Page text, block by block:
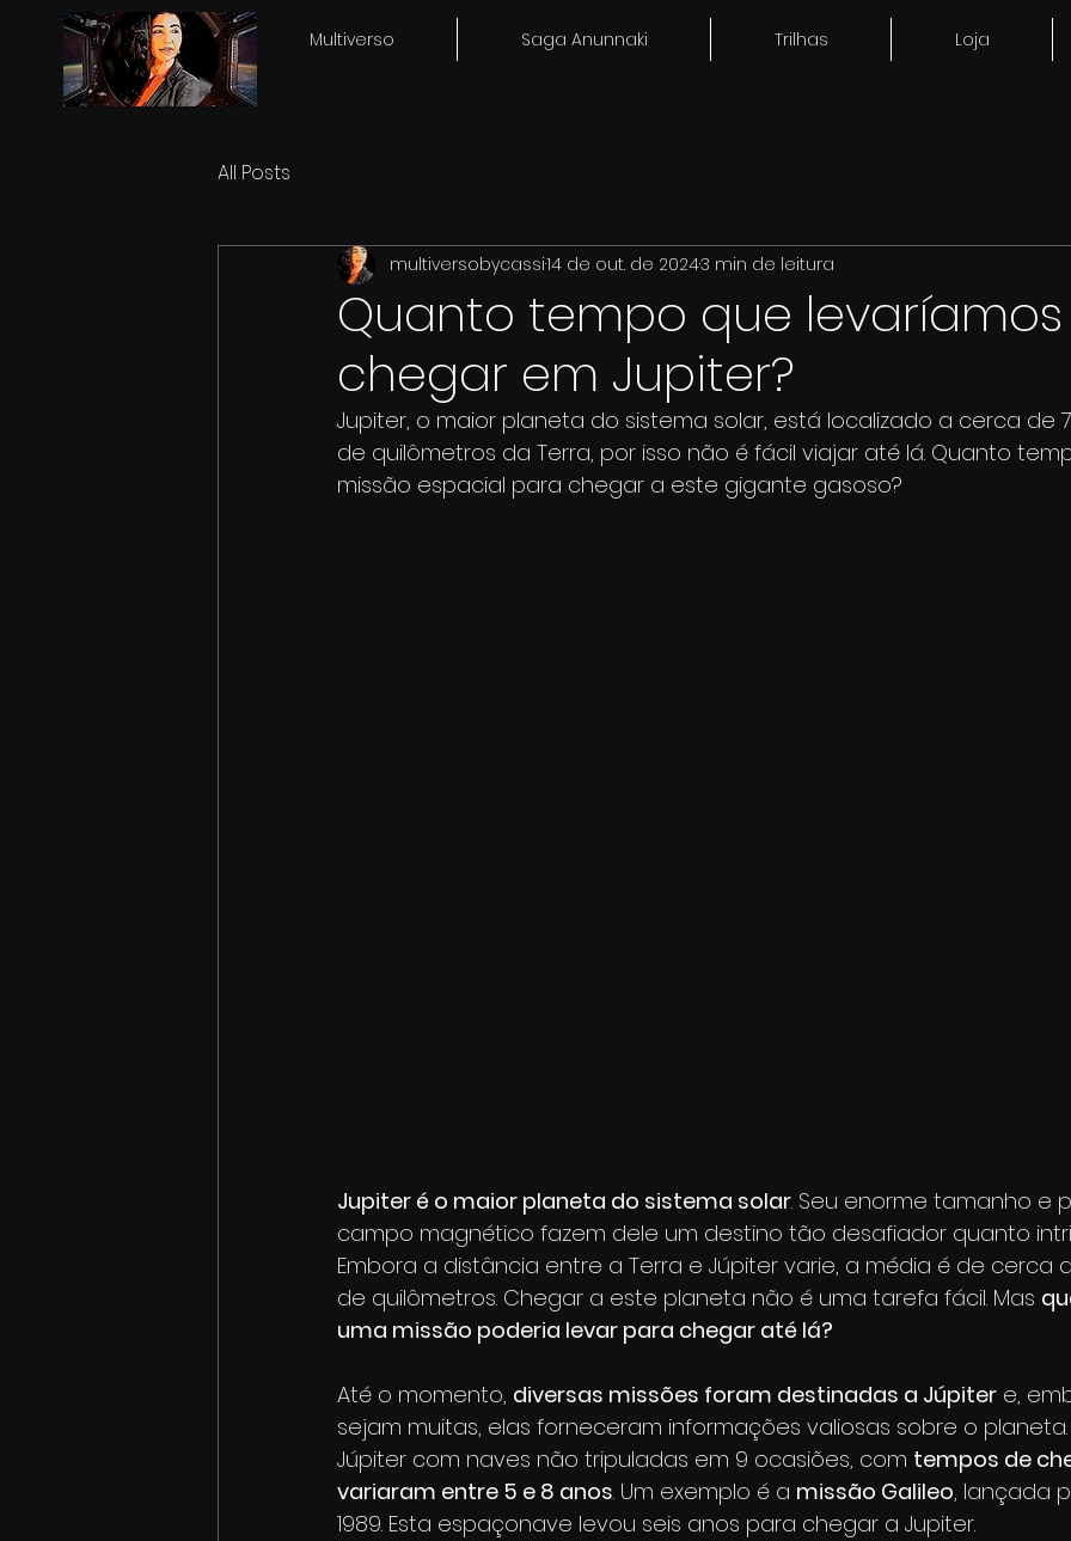
Multiverso Saga Anunnaki Trilhas Loja
All Posts
Quanto tempo que
chegar em Jupiter?
multiversobycassi14 de out. de 20243 min de leitura
Jupiter, o maior planeta do sistema solar, está localizado a cerca de
de quilômetros da Terra, por isso não é fácil viajar até lá. Quanto
missão espacial para chegar a este gigante gasoso?
Jupiter é o maior planeta do sistema solar. Seu enorme tamanho e
campo magnético fazem dele um destino tão desafiador quanto
Embora a distância entre a Terra e Júpiter varie, a média é de cerca
de quilômetros. Chegar a este planeta não é uma tarefa fácil. Mas
uma missão poderia levar para chegar até lá?
Até o momento, diversas missões foram destinadas a Júpiter e,
sejam muitas, elas forneceram informações valiosas sobre o planeta.
Júpiter com naves não tripuladas em 9 ocasiões, com tempos de
variaram entre 5 e 8 anos. Um exemplo é a missão Galileo, lançada
1989. Esta espaçonave levou seis anos para chegar a Jupiter.